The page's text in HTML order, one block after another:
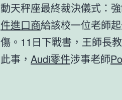
動天秤座最終裁決儀式：
件進口商給該校一位老師
傷。11日下戰書，王師長
此事， Audi零件涉事老師